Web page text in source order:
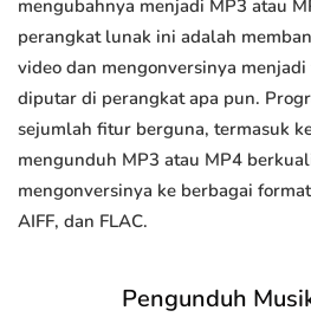
mengubahnya menjadi MP3 atau
perangkat lunak ini adalah
video dan mengonversinya
diputar di perangkat apa pun.
sejumlah fitur berguna, termasuk
mengunduh MP3 atau MP4
mengonversinya ke berbagai
AIFF, dan FLAC.
Pengunduh